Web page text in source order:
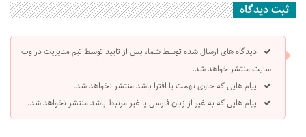
ثبت دیدگاه
دیدگاه های ارسال شده توسط شما، پس از تایید توسط تیم مدیریت در وب
سایت منتشر خواهد شد.
پیام هایی که حاوی تهمت یا افترا باشد منتشر نخواهد شد.
پیام هایی که به غیر از زبان فارسی یا غیر مرتبط باشد منتشر نخواهد شد.